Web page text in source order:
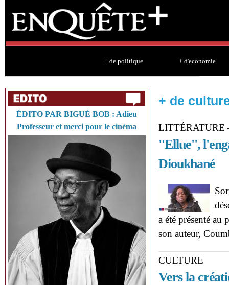
+ de politique + d'economie
ÉDITO PAR BIGUÉ BOB : Adieu
Professeur et merci pour le cinéma
+ de
LITTÉRATURE
''Ellue'',
Dioukhané
a été présenté au
son auteur,
CULTURE
Vers la